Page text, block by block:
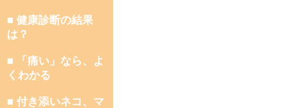
■ 健康診断の結果
は？
■ 「痛い」なら、よ
くわかる
■ 付き添いネコ、マ